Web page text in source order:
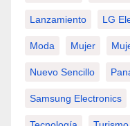
Lanzamiento LG
Moda Mujer
Nuevo Sencillo
Samsung Electronics